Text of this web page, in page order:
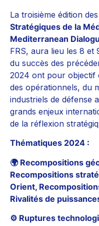
La troisième édition des
Stratégiques de la
Mediterranean
FRS, aura lieu les 8 et
du succès des
2024 ont pour objectif
des opérationnels, du
industriels de défense
grands enjeux
de la réflexion
Thématiques 2024 :
🌍 Recompositions
Recompositions
Orient,
Rivalités de
⚙ Ruptures